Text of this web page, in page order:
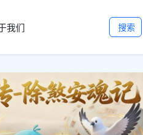
我们 搜索